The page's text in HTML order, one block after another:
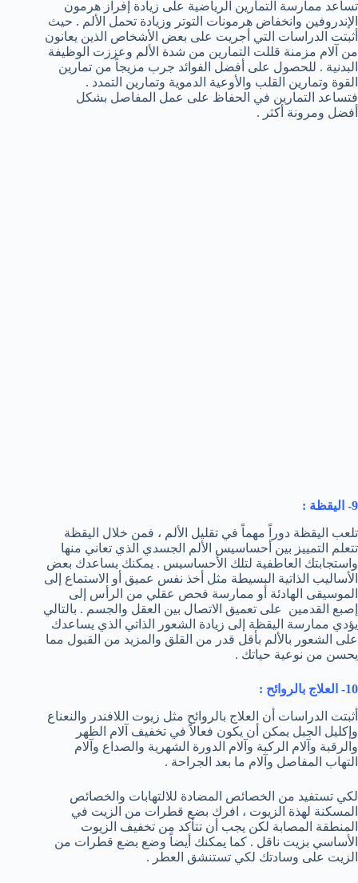
تساعد ممارسة التمارين الرياضية على زيادة إفراز هرمون
الإندروفين وانخفاض هرمونات التوتر وزيادة تحمل الألم . حيث
أثبتت الدراسات التي أجريت على بعض الأشخاص الذين يعانون
من آلام مزمنة قللت التمارين من شدة الألم وعززت الوظيفة
البدنية . للحصول على أفضل الفوائد جرب مزيجاً من تمارين
القوة وتمارين القلب والأوعية الدموية وتمارين التمدد .
فتساعد التمارين في الحفاظ على عمل المفاصل بشكل
أفضل ومرونة أكثر .
9- اليقظة :
تلعب اليقظة دوراً مهماً في تقليل الألم ، فمن خلال اليقظة
تتعلم التمييز بين أحساسيس الألم الجسدي الذي تعاني منها
واستجابتك العاطفية لتلك الأحساسيس . يمكنك يساعدك بعض
الأساليب الذاتية البسيطة مثل أخذ نفس عميق أو الاستماع إلى
الموسيقى الهادئة أو ممارسة فحص عقلي من الرأس إلى
إصبع القدمين على تعميق الاتصال بين العقل والجسم . بالتالي
يؤدي ممارسة اليقظة إلى زيادة الشعور الذاتي الذي يساعدك
على الشعور بالألم بأقل قدر من القلق والمزيد من القبول مما
يحسن من نوعية حياتك .
10- العلاج بالروائح :
أثبتت الدراسات أن العلاج بالروائح مثل زيوت اللافندر والنعناع
وإكليل الجبل يمكن أن يكون فعالاً في تخفيف آلام الظهر
والرقبة وآلام الركبة وآلام الدورة الشهرية والصداع وآلام
التهاب المفاصل وآلام ما بعد الجراحة .
لكي تستفيد من الخصائص المضادة للالتهابات والخصائص
المسكنة لهذة الزيوت ، افرك بضع قطرات من الزيت في
المنطقة المصابة لكن يجب أن تتأكد من تخفيف الزيوت
الأساسي بزيت ناقل . كما يمكنك أيضاً وضع بضع قطرات من
الزيت على وسادتك لكي تستنشق العطر .